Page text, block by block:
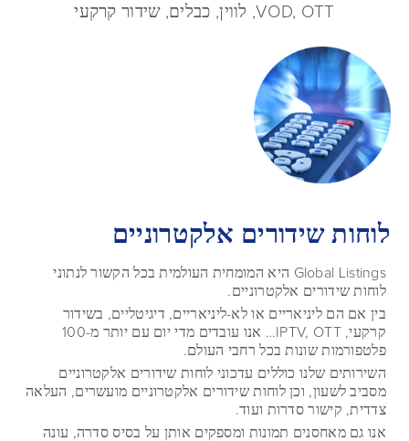
VOD, OTT, לווין, כבלים, שידור קרקעי
לוחות שידורים אלקטרוניים
Global Listings היא המומחית העולמית בכל הקשור לנתוני
לוחות שידורים אלקטרוניים.
בין אם הם ליניאריים או לא-ליניאריים, דיגיטליים, בשידור
קרקעי, IPTV, OTT… אנו עובדים מדי יום עם יותר מ-100
פלטפורמות שונות בכל רחבי העולם.
השירותים שלנו כוללים עדכוני לוחות שידורים אלקטרוניים
מסביב לשעון, וכן לוחות שידורים אלקטרוניים מועשרים, העלאה
צדדית, קישור סדרות ועוד.
אנו גם מאחסנים תמונות ומספקים אותן על בסיס סדרה, עונה